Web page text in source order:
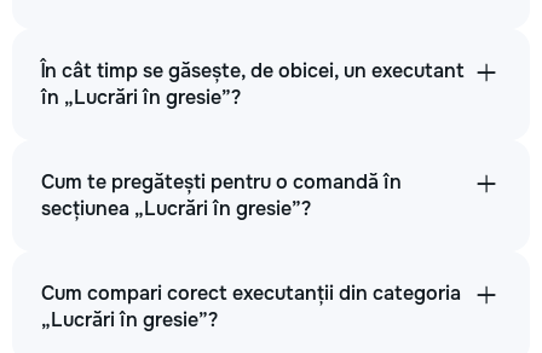
În cât timp se găsește, de obicei, un executant
în „Lucrări în gresie”?
Cum te pregătești pentru o comandă în
secțiunea „Lucrări în gresie”?
Cum compari corect executanții din categoria
„Lucrări în gresie”?